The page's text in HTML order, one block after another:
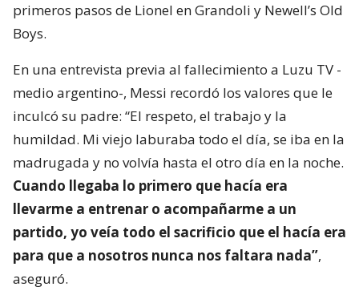
primeros pasos de Lionel en Grandoli y Newell’s Old
Boys.
En una entrevista previa al fallecimiento a Luzu TV -
medio argentino-, Messi recordó los valores que le
inculcó su padre: “El respeto, el trabajo y la
humildad. Mi viejo laburaba todo el día, se iba en la
madrugada y no volvía hasta el otro día en la noche.
Cuando llegaba lo primero que hacía era
llevarme a entrenar o acompañarme a un
partido, yo veía todo el sacrificio que el hacía era
para que a nosotros nunca nos faltara nada”,
aseguró.